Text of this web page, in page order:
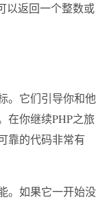
以返回一个整数或
。它们引导你和他
在你继续PHP之旅
靠的代码非常有
。如果它一开始没